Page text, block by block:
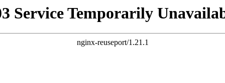
Service Temporarily
nginx-reuseport/1.21.1